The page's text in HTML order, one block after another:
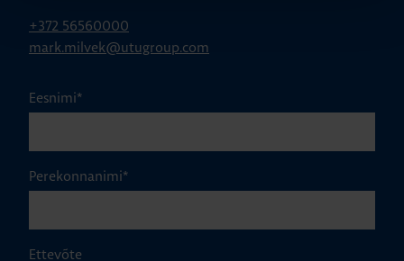
+372 56560000
mark.milvek@utugroup.com
Eesnimi*
Perekonnanimi*
Ettevõte